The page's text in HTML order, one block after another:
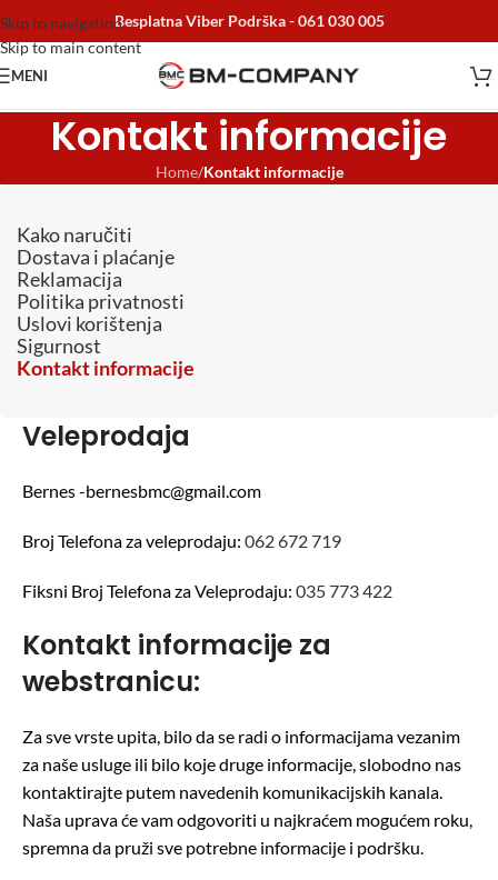
Skip to navigation
Skip to main content
Besplatna Viber Podrška -061 030 005
MENI
Kontakt informacije
Home/Kontakt informacije
Kako naručiti
Dostava i plaćanje
Reklamacija
Politika privatnosti
Uslovi korištenja
Sigurnost
Kontakt informacije
Veleprodaja
Bernes -bernesbmc@gmail.com
Broj Telefona za veleprodaju: 062 672 719
Fiksni Broj Telefona za Veleprodaju: 035 773 422
Kontakt informacije za
webstranicu:
Za sve vrste upita, bilo da se radi o informacijama vezanim
za naše usluge ili bilo koje druge informacije, slobodno nas
kontaktirajte putem navedenih komunikacijskih kanala.
Naša uprava će vam odgovoriti u najkraćem mogućem roku,
spremna da pruži sve potrebne informacije i podršku.